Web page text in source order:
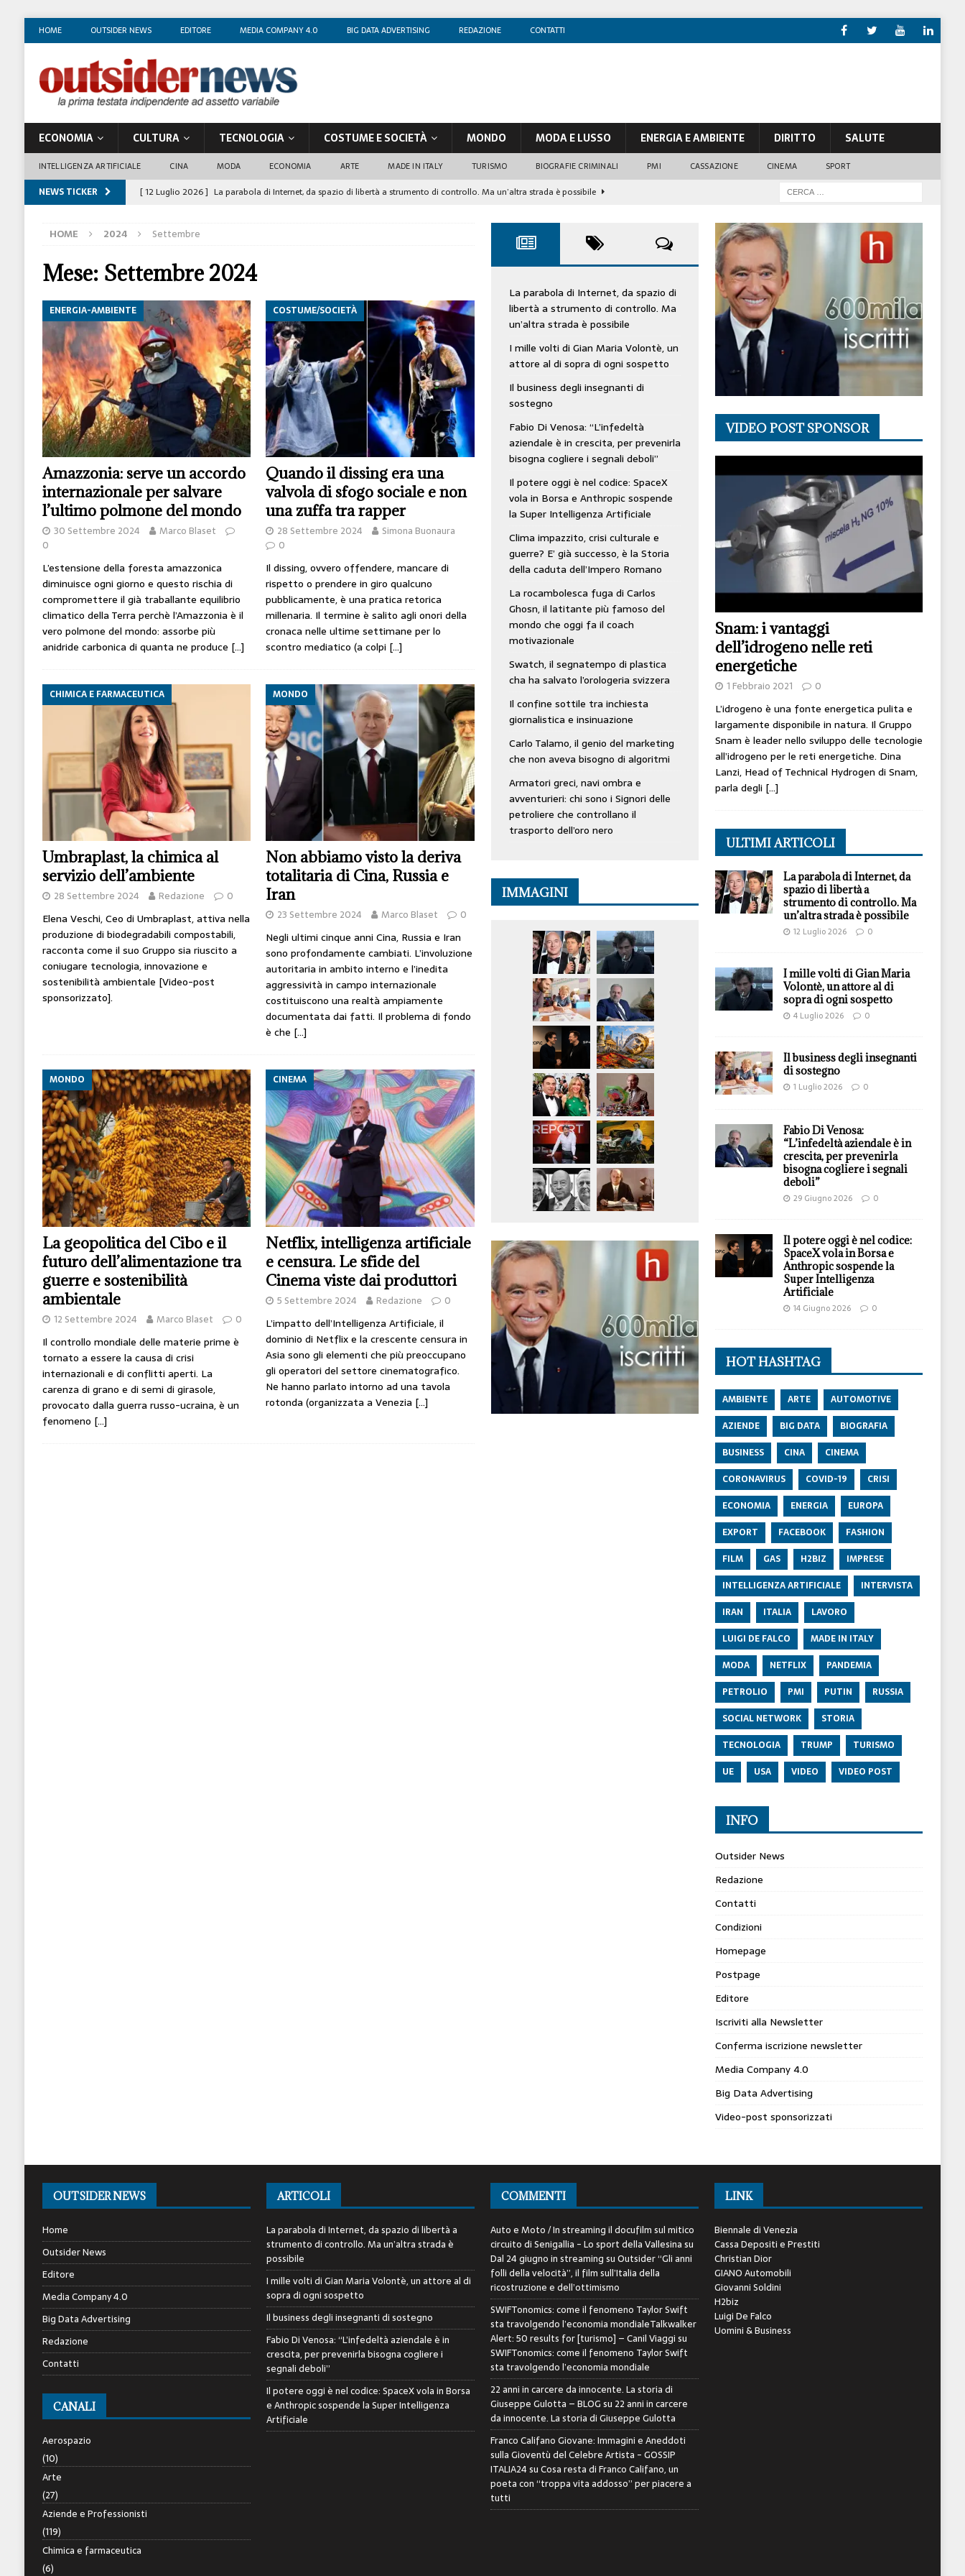
HOME OUTSIDER NEWS EDITORE MEDIA COMPANY 4.0 BIG DATA ADVERTISING REDAZIONE CONTATTI
ECONOMIA CULTURA TECNOLOGIA COSTUME E SOCIETÀ MONDO MODA E LUSSO ENERGIA E AMBIENTE DIRITTO SALUTE
INTELLIGENZA ARTIFICIALE CINA MODA ECONOMIA ARTE MADE IN ITALY TURISMO BIOGRAFIE CRIMINALI PMI CASSAZIONE CINEMA SPORT
NEWS TICKER [ 12 Luglio 2026 ] La parabola di Internet, da spazio di libertà a strumento di controllo. Ma un’altra strada è possibile
[ 4 Luglio 2026 ]
CINEMA
[ 1 Luglio 2026 ] Il business degli insegnanti di sostegno
Fabio Di Venosa: “L’infedeltà aziendale è in crescita, per prevenirla bisogna cogliere i segnali deboli”
ECONOMIA
[ 14 Giugno 2026 ]
Il potere oggi è nel codice: SpaceX vola in Borsa e Anthropic sospende la Super Intelligenza Artificiale
HI-TECH
[ 7 Febbraio 2020 ] Nato con l’Austria-Ungheria e morto nell’era digitale. Il tempo si era dimenticato di Gillo Dorfles e lui
viveva nel futuro
ARTE
HOME 2024 Settembre
Mese: Settembre 2024
ENERGIA-AMBIENTE
Amazzonia: serve un accordo
internazionale per salvare
l’ultimo polmone del mondo
30 Settembre 2024
Marco Blaset
0
L’estensione della foresta amazzonica
diminuisce ogni giorno e questo rischia di
compromettere il già traballante equilibrio
climatico della Terra perchè l’Amazzonia è il
vero polmone del mondo: assorbe più
anidride carbonica di quanta ne produce […]
COSTUME/SOCIETÀ
Quando il dissing era una
valvola di sfogo sociale e non
una zuffa tra rapper
28 Settembre 2024
Simona Buonaura
0
Il dissing, ovvero offendere, mancare di
rispetto o prendere in giro qualcuno
pubblicamente, è una pratica retorica
millenaria. Il termine è salito agli onori della
cronaca nelle ultime settimane per lo
scontro mediatico (a colpi […]
CHIMICA E FARMACEUTICA
Umbraplast, la chimica al
servizio dell’ambiente
28 Settembre 2024 Redazione 0
Elena Veschi, Ceo di Umbraplast, attiva nella
produzione di biodegradabili compostabili,
racconta come il suo Gruppo sia riuscito a
coniugare tecnologia, innovazione e
sostenibilità ambientale [Video-post
sponsorizzato].
MONDO
Non abbiamo visto la deriva
totalitaria di Cina, Russia e
Iran
23 Settembre 2024 Marco Blaset 0
Negli ultimi cinque anni Cina, Russia e Iran
sono profondamente cambiati. L’involuzione
autoritaria in ambito interno e l’inedita
aggressività in campo internazionale
costituiscono una realtà ampiamente
documentata dai fatti. Il problema di fondo
è che […]
MONDO
La geopolitica del Cibo e il
futuro dell’alimentazione tra
guerre e sostenibilità
ambientale
12 Settembre 2024 Marco Blaset 0
Il controllo mondiale delle materie prime è
tornato a essere la causa di crisi
internazionali e di conflitti aperti. La
carenza di grano e di semi di girasole,
provocato dalla guerra russo-ucraina, è un
fenomeno […]
CINEMA
Netflix, intelligenza artificiale
e censura. Le sfide del
Cinema viste dai produttori
5 Settembre 2024 Redazione 0
L’impatto dell’Intelligenza Artificiale, il
dominio di Netflix e la crescente censura in
Asia sono gli elementi che più preoccupano
gli operatori del settore cinematografico.
Ne hanno parlato intorno ad una tavola
rotonda (organizzata a Venezia […]
La parabola di Internet, da spazio di
libertà a strumento di controllo. Ma
un’altra strada è possibile
I mille volti di Gian Maria Volontè, un
attore al di sopra di ogni sospetto
Il business degli insegnanti di
sostegno
Fabio Di Venosa: “L’infedeltà
aziendale è in crescita, per prevenirla
bisogna cogliere i segnali deboli”
Il potere oggi è nel codice: SpaceX
vola in Borsa e Anthropic sospende
la Super Intelligenza Artificiale
Clima impazzito, crisi culturale e
guerre? E’ già successo, è la Storia
della caduta dell’Impero Romano
La rocambolesca fuga di Carlos
Ghosn, il latitante più famoso del
mondo che oggi fa il coach
motivazionale
Swatch, il segnatempo di plastica
cha ha salvato l’orologeria svizzera
Il confine sottile tra inchiesta
giornalistica e insinuazione
Carlo Talamo, il genio del marketing
che non aveva bisogno di algoritmi
Armatori greci, navi ombra e
avventurieri: chi sono i Signori delle
petroliere che controllano il
trasporto dell’oro nero
IMMAGINI
VIDEO POST SPONSOR
Snam: i vantaggi
dell’idrogeno nelle reti
energetiche
1 Febbraio 2021 0
L’idrogeno è una fonte energetica pulita e
largamente disponibile in natura. Il Gruppo
Snam è leader nello sviluppo delle tecnologie
all’idrogeno per le reti energetiche. Dina
Lanzi, Head of Technical Hydrogen di Snam,
parla degli […]
ULTIMI ARTICOLI
La parabola di Internet, da
spazio di libertà a
strumento di controllo. Ma
un’altra strada è possibile
12 Luglio 2026 0
I mille volti di Gian Maria
Volontè, un attore al di
sopra di ogni sospetto
4 Luglio 2026 0
Il business degli insegnanti
di sostegno
1 Luglio 2026 0
Fabio Di Venosa:
“L’infedeltà aziendale è in
crescita, per prevenirla
bisogna cogliere i segnali
deboli”
29 Giugno 2026 0
Il potere oggi è nel codice:
SpaceX vola in Borsa e
Anthropic sospende la
Super Intelligenza
Artificiale
14 Giugno 2026 0
HOT HASHTAG
AMBIENTE ARTE
AUTOMOTIVE
AZIENDE
BIG DATA
BIOGRAFIA
BUSINESS
CINA
CINEMA
CORONAVIRUS
COVID-19
CRISI
ECONOMIA
ENERGIA
EUROPA
EXPORT
FACEBOOK
FASHION
FILM
GAS H2BIZ
IMPRESE
INTELLIGENZA ARTIFICIALE
INTERVISTA
IRAN
ITALIA
LAVORO
LUIGI DE FALCO
MADE IN ITALY
MODA
NETFLIX
PANDEMIA
PETROLIO
PMI PUTIN
RUSSIA
SOCIAL NETWORK
STORIA
TECNOLOGIA
TRUMP
TURISMO
UE
USA VIDEO VIDEO POST
INFO
Outsider News
Redazione
Contatti
Condizioni
Homepage
Postpage
Editore
Iscriviti alla Newsletter
Conferma iscrizione newsletter
Media Company 4.0
Big Data Advertising
Video-post sponsorizzati
OUTSIDER NEWS
Home
Outsider News
Editore
Media Company 4.0
Big Data Advertising
Redazione
Contatti
CANALI
Aerospazio
(10)
Arte
(27)
Aziende e Professionisti
(119)
Chimica e farmaceutica
(6)
ARTICOLI
La parabola di Internet, da spazio di libertà a
strumento di controllo. Ma un’altra strada è
possibile
I mille volti di Gian Maria Volontè, un attore al di
sopra di ogni sospetto
Il business degli insegnanti di sostegno
Fabio Di Venosa: “L’infedeltà aziendale è in
crescita, per prevenirla bisogna cogliere i
segnali deboli”
Il potere oggi è nel codice: SpaceX vola in Borsa
e Anthropic sospende la Super Intelligenza
Artificiale
COMMENTI
Auto e Moto / In streaming il docufilm sul mitico
circuito di Senigallia - Lo sport della Vallesinasu
Dal 24 giugno in streaming su Outsider “Gli anni
folli della velocità”, il film sull’Italia della
ricostruzione e dell’ottimismo
SWIFTonomics: come il fenomeno Taylor Swift
sta travolgendo l’economia mondialeTalkwalker
Alert: 50 results for [turismo] – Canil Viaggisu
SWIFTonomics: come il fenomeno Taylor Swift
sta travolgendo l’economia mondiale
22 anni in carcere da innocente. La storia di
Giuseppe Gulotta – BLOGsu 22 anni in carcere
da innocente. La storia di Giuseppe Gulotta
Franco Califano Giovane: Immagini e Aneddoti
sulla Gioventù del Celebre Artista - GOSSIP
ITALIA24suCosa resta di Franco Califano, un
poeta con “troppa vita addosso” per piacere a
tutti
LINK
Biennale di Venezia
Cassa Depositi e Prestiti
Christian Dior
GIANO Automobili
Giovanni Soldini
H2biz
Luigi De Falco
Uomini & Business